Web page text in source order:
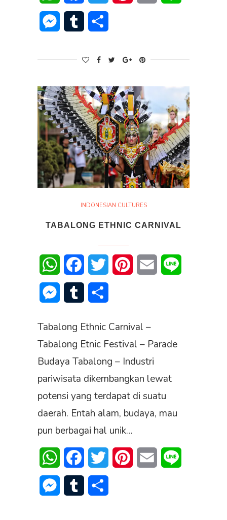
Messenger
Tumblr
INDONESIAN CULTURES
TABALONG ETHNIC CARNIVAL
WhatsAppFacebookTwitter PinterestEmail
Messenger
Tumblr
Tabalong Ethnic Carnival –
Tabalong Etnic Festival – Parade
Budaya Tabalong – Industri
pariwisata dikembangkan lewat
potensi yang terdapat di suatu
daerah. Entah alam, budaya, mau
pun berbagai hal unik…
WhatsAppFacebookTwitter PinterestEmail
Messenger
Tumblr